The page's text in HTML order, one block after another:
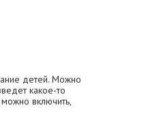
детей. Можно
какое-то
включить,